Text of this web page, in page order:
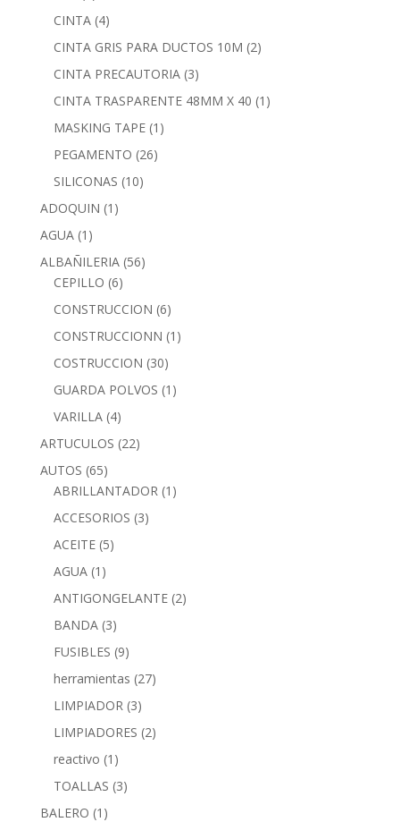
CINTA (4)
CINTA GRIS PARA DUCTOS 10M (2)
CINTA PRECAUTORIA (3)
CINTA TRASPARENTE 48MM X 40 (1)
MASKING TAPE (1)
PEGAMENTO (26)
SILICONAS (10)
ADOQUIN (1)
AGUA (1)
ALBAÑILERIA (56)
CEPILLO (6)
CONSTRUCCION (6)
CONSTRUCCIONN (1)
COSTRUCCION (30)
GUARDA POLVOS (1)
VARILLA (4)
ARTUCULOS (22)
AUTOS (65)
ABRILLANTADOR (1)
ACCESORIOS (3)
ACEITE (5)
AGUA (1)
ANTIGONGELANTE (2)
BANDA (3)
FUSIBLES (9)
herramientas (27)
LIMPIADOR (3)
LIMPIADORES (2)
reactivo (1)
TOALLAS (3)
BALERO (1)